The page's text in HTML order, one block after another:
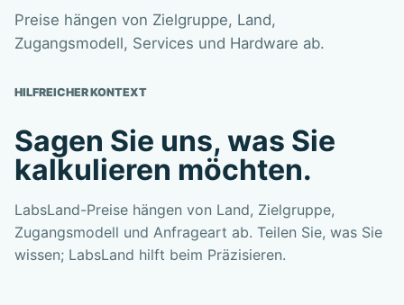
Preise hängen von Zielgruppe, Land,
Zugangsmodell, Services und Hardware ab.
HILFREICHER KONTEXT
Sagen Sie uns, was Sie
kalkulieren möchten.
LabsLand-Preise hängen von Land, Zielgruppe,
Zugangsmodell und Anfrageart ab. Teilen Sie, was Sie
wissen; LabsLand hilft beim Präzisieren.